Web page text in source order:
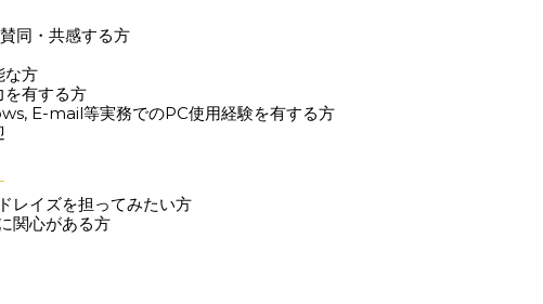
同・共感する方
な方
を有する方
E-mail等実務でのPC使用経験を有する方
レイズを担ってみたい方
関心がある方